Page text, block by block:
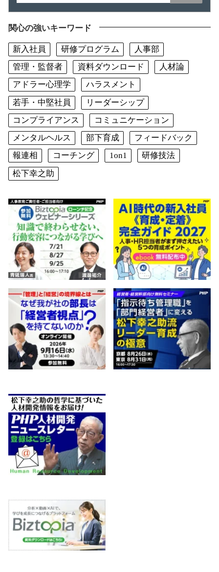
関心の強いキーワード
新入社員 研修プログラム
人事部
管理・監督者
資料ダウンロード
人材論
アドラー心理学
ハラスメント
若手・中堅社員
リーダーシップ
コンプライアンス
コミュニケーション
メンタルヘルス
部下育成
フィードバック
報連相
コーチング 1on1
研修技法
松下幸之助